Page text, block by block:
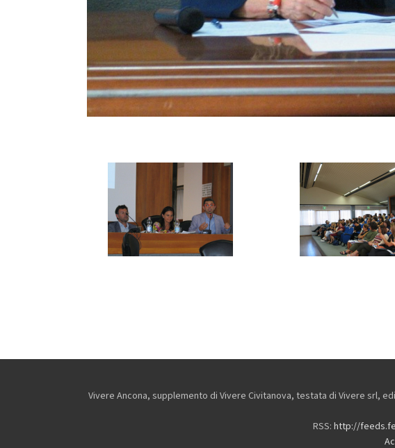
Vivere Ancona, supplemento di Vivere Civitanova, testata di Vivere srl,
RSS: http://